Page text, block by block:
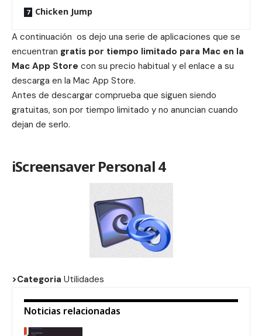
Chicken Jump
A continuación os dejo una serie de aplicaciones que se
encuentran gratis por tiempo limitado para Mac en la
Mac App Store con su precio habitual y el enlace a su
descarga en la Mac App Store.
Antes de descargar comprueba que siguen siendo
gratuitas, son por tiempo limitado y no anuncian cuando
dejan de serlo.
iScreensaver Personal 4
>Categoria Utilidades
Noticias relacionadas